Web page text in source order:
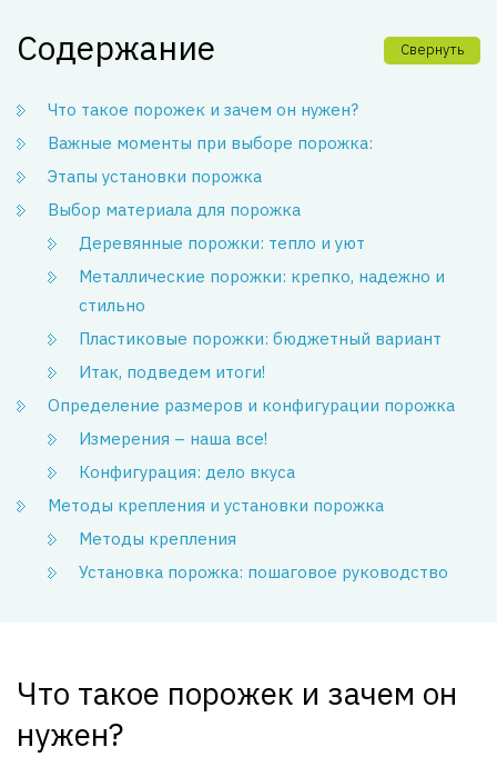
Содержание Свернуть
Что такое порожек и зачем он нужен?
Важные моменты при выборе порожка:
Этапы установки порожка
Выбор материала для порожка
Деревянные порожки: тепло и уют
Металлические порожки: крепко, надежно и
стильно
Пластиковые порожки: бюджетный вариант
Итак, подведем итоги!
Определение размеров и конфигурации порожка
Измерения – наша все!
Конфигурация: дело вкуса
Методы крепления и установки порожка
Методы крепления
Установка порожка: пошаговое руководство
Что такое порожек и зачем он
нужен?